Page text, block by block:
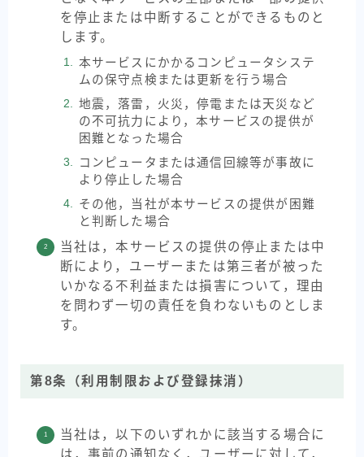
を停止または中断することができるものと
します。
本サービスにかかるコンピュータシステ
ムの保守点検または更新を行う場合
地震，落雷，火災，停電または天災など
の不可抗力により，本サービスの提供が
困難となった場合
コンピュータまたは通信回線等が事故に
より停止した場合
その他，当社が本サービスの提供が困難
と判断した場合
当社は，本サービスの提供の停止または中
断により，ユーザーまたは第三者が被った
いかなる不利益または損害について，理由
を問わず一切の責任を負わないものとしま
す。
第8条（利用制限および登録抹消）
当社は，以下のいずれかに該当する場合に
は，事前の通知なく，ユーザーに対して，